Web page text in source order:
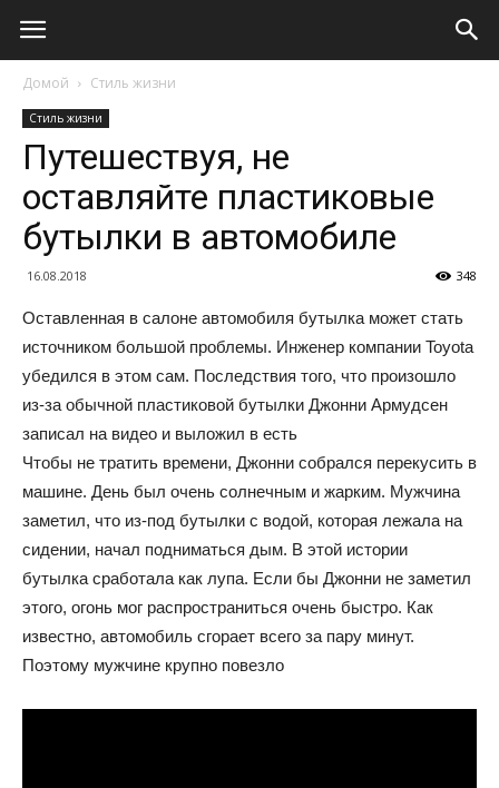
Домой Стиль жизни
Стиль жизни
Путешествуя, не
оставляйте пластиковые
бутылки в автомобиле
16.08.2018 348
Оставленная в салоне автомобиля бутылка может стать
источником большой проблемы. Инженер компании Toyota
убедился в этом сам. Последствия того, что произошло
из-за обычной пластиковой бутылки Джонни Армудсен
записал на видео и выложил в есть
Чтобы не тратить времени, Джонни собрался перекусить в
машине. День был очень солнечным и жарким. Мужчина
заметил, что из-под бутылки с водой, которая лежала на
сидении, начал подниматься дым. В этой истории
бутылка сработала как лупа. Если бы Джонни не заметил
этого, огонь мог распространиться очень быстро. Как
известно, автомобиль сгорает всего за пару минут.
Поэтому мужчине крупно повезло